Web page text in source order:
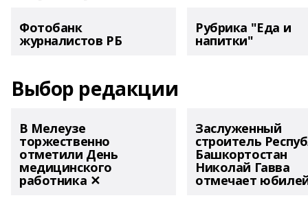
Фотобанк
журналистов РБ
Рубрика "Еда и
напитки"
Выбор редакции
В Мелеузе
торжественно
отметили День
медицинского
работника ✕
Заслуженный
строитель
Башкортостан
Николай Гавва
отмечает